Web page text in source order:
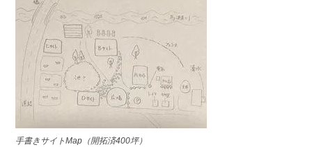
手書きサイトMap（開拓済400坪）